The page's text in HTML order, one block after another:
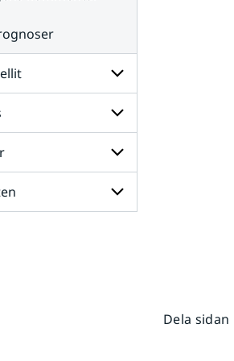
Undersidor
för
Radar
och
satellit
Undersidor
för
Väder
till
havs
Undersidor
för
Dela sidan